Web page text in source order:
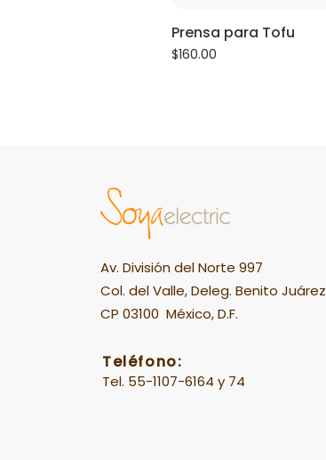
Prensa para Tofu
Precio
$160.00
Av. División del Norte 997
Col. del Valle, Deleg. Benito Juárez
CP 03100 México, D.F.
Teléfono:
Tel. 55-1107-6164 y 74